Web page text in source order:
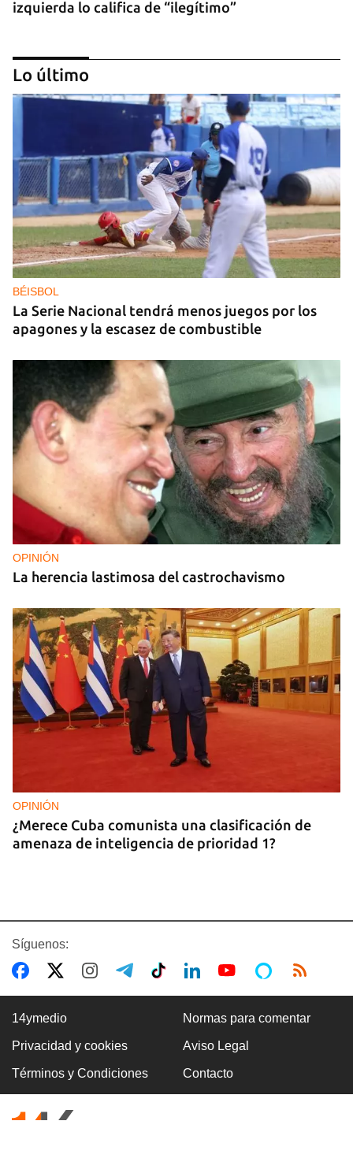
izquierda lo califica de “ilegítimo”
DEPORTACIONES EE UU
El ICE envía a la fuerza a migrantes, entre ellos
cuatro cubanos, a la República Centroafricana
Lo último
BÉISBOL
La Serie Nacional tendrá menos juegos por los
apagones y la escasez de combustible
OPINIÓN
La herencia lastimosa del castrochavismo
OPINIÓN
¿Merece Cuba comunista una clasificación de
amenaza de inteligencia de prioridad 1?
ASALTOS
"Cuba entera es una boca de lobo"
Síguenos:
14ymedio Normas para comentar
Privacidad y cookies Aviso Legal
Términos y Condiciones Contacto